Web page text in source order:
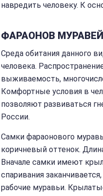
навредить человеку. К
ФАРАОНОВ МУРАВЕЙ
Среда обитания данного
человека.
выживаемость,
Комфортные условия в
позволяют развиваться
России.
Самки фараонового
коричневый оттенок.
Вначале самки имеют
спаривания
рабочие муравьи.